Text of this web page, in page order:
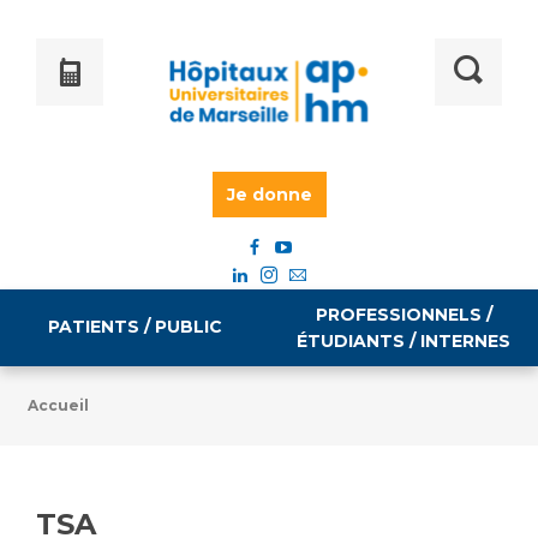
Je donne
PATIENTS / PUBLIC
PROFESSIONNELS /
ÉTUDIANTS / INTERNES
Emploi / formation
Accueil
TSA